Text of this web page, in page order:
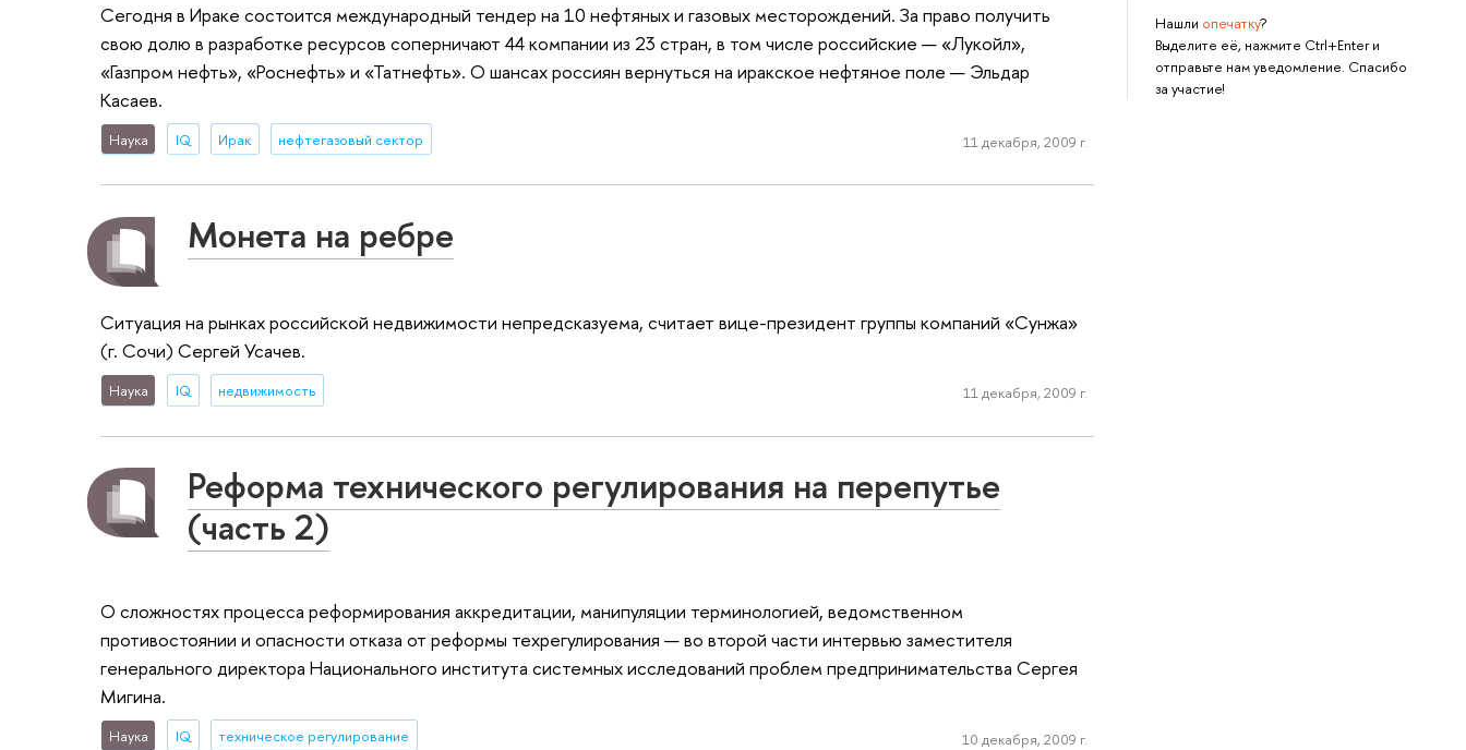
Нашли опечатку?
Выделите её, нажмите Ctrl+Enter и
отправьте нам уведомление. Спасибо
за участие!
Сегодня в Ираке состоится международный тендер на 10 нефтяных и газовых месторождений. За право получить
свою долю в разработке ресурсов соперничают 44 компании из 23 стран, в том числе российские — «Лукойл»,
«Газпром нефть», «Роснефть» и «Татнефть». О шансах россиян вернуться на иракское нефтяное поле — Эльдар
Касаев.
Наука IQ Ирак нефтегазовый сектор 11 декабря, 2009 г.
Монета на ребре
Ситуация на рынках российской недвижимости непредсказуема, считает вице-президент группы компаний «Сунжа»
(г. Сочи) Сергей Усачев.
Наука IQ недвижимость 11 декабря, 2009 г.
Реформа технического регулирования на перепутье
(часть 2)
О сложностях процесса реформирования аккредитации, манипуляции терминологией, ведомственном
противостоянии и опасности отказа от реформы техрегулирования — во второй части интервью заместителя
генерального директора Национального института системных исследований проблем предпринимательства Сергея
Мигина.
Наука IQ техническое регулирование 10 декабря, 2009 г.